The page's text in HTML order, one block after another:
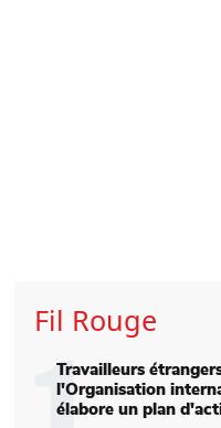
Fil Rouge
Travailleurs
l'Organisation
élabore un plan